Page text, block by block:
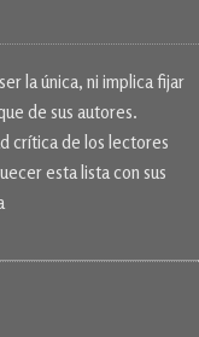
la única, ni implica fijar
de sus autores.
crítica de los lectores
esta lista con sus